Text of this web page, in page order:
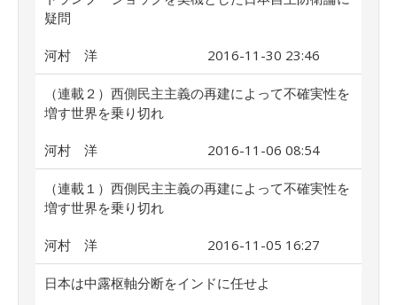
疑問
河村 洋 2016-11-30 23:46
（連載２）西側民主主義の再建によって不確実性を
増す世界を乗り切れ
河村 洋 2016-11-06 08:54
（連載１）西側民主主義の再建によって不確実性を
増す世界を乗り切れ
河村 洋 2016-11-05 16:27
日本は中露枢軸分断をインドに任せよ